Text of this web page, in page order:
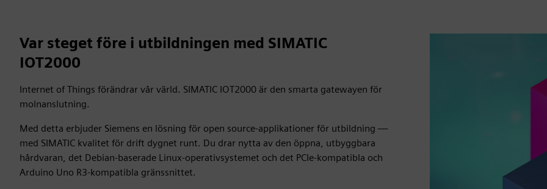
Var steget före i utbildningen med SIMATIC
IOT2000
Internet of Things förändrar vår värld. SIMATIC IOT2000 är den smarta gatewayen för
molnanslutning.
Med detta erbjuder Siemens en lösning för open source-applikationer för utbildning —
med SIMATIC kvalitet för drift dygnet runt. Du drar nytta av den öppna, utbyggbara
hårdvaran, det Debian-baserade Linux-operativsystemet och det PCIe-kompatibla och
Arduino Uno R3-kompatibla gränssnittet.